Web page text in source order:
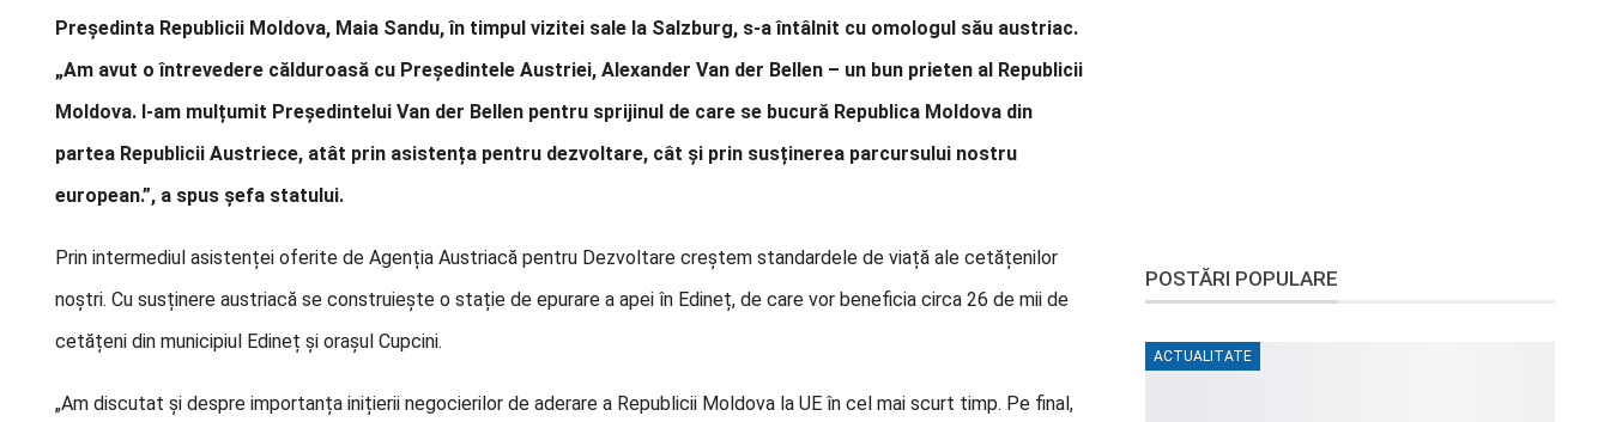
Președinta Republicii Moldova, Maia Sandu, în timpul vizitei sale la Salzburg, s-a întâlnit cu omologul său austriac.
„Am avut o întrevedere călduroasă cu Președintele Austriei, Alexander Van der Bellen – un bun prieten al Republicii
Moldova. I-am mulțumit Președintelui Van der Bellen pentru sprijinul de care se bucură Republica Moldova din
partea Republicii Austriece, atât prin asistența pentru dezvoltare, cât și prin susținerea parcursului nostru
european.”, a spus șefa statului.
Prin intermediul asistenței oferite de Agenția Austriacă pentru Dezvoltare creștem standardele de viață ale cetățenilor
noștri. Cu susținere austriacă se construiește o stație de epurare a apei în Edineț, de care vor beneficia circa 26 de mii de
cetățeni din municipiul Edineț și orașul Cupcini.
„Am discutat și despre importanța inițierii negocierilor de aderare a Republicii Moldova la UE în cel mai scurt timp. Pe final,
POSTĂRI POPULARE
ACTUALITATE